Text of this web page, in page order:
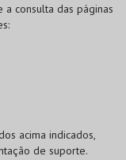
a consulta das páginas
acima indicados,
de suporte.